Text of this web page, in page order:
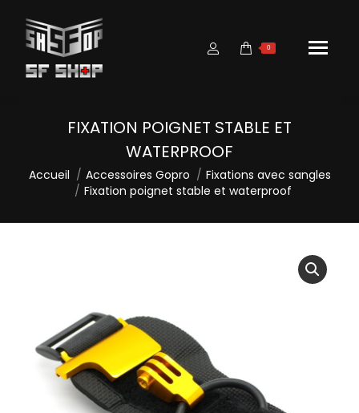
0
FIXATION POIGNET STABLE ET
WATERPROOF
Vous êtes ici :
Accueil Accessoires Gopro
Fixations avec sangles
Fixation poignet stable et waterproof